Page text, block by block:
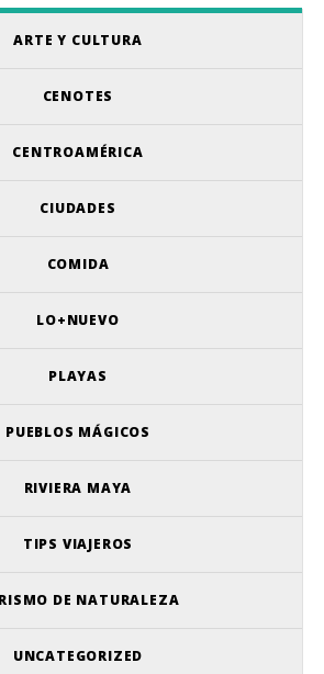
ARTE Y CULTURA
CENOTES
CENTROAMÉRICA
CIUDADES
COMIDA
LO+NUEVO
PLAYAS
PUEBLOS MÁGICOS
RIVIERA MAYA
TIPS VIAJEROS
DE NATURALEZA
UNCATEGORIZED